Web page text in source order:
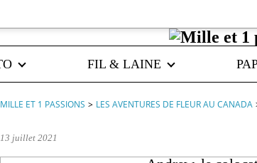
FIL & LAINE
MILLE ET 1 PASSIONS > LES AVENTURES DE FLEUR AU CANADA
13 juillet 2021